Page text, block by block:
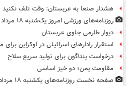
هشدار صنعا به عربستان: وقت تلف نکنید
روزنامه‌های ورزشی امروز یک‌شنبه ۱۸ مرداد ۱۴۰۵
دیوار طارمی جلوی عربستان
استقرار رادارهای اسرائیلی در اوکراین
درخواست پنتاگون برای تولید سریع سلاح
مقاومت یمن؛ دو خیز اساسی
صفحه نخست روزنامه‌های یکشنبه ۱۸ مرداد ۱۴۰۵